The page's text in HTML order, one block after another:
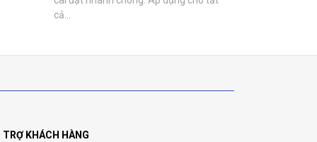
cả…
TRỢ KHÁCH HÀNG